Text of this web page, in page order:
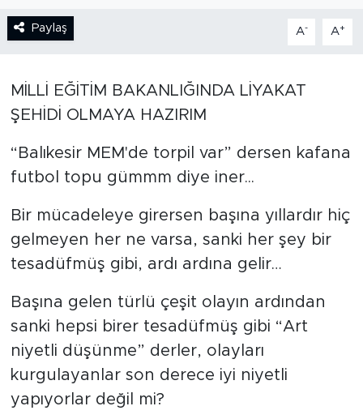
Paylaş A- A+
MİLLİ EĞİTİM BAKANLIĞINDA LİYAKAT
ŞEHİDİ OLMAYA HAZIRIM
“Balıkesir MEM'de torpil var” dersen kafana
futbol topu gümmm diye iner...
Bir mücadeleye girersen başına yıllardır hiç
gelmeyen her ne varsa, sanki her şey bir
tesadüfmüş gibi, ardı ardına gelir…
Başına gelen türlü çeşit olayın ardından
sanki hepsi birer tesadüfmüş gibi “Art
niyetli düşünme” derler, olayları
kurgulayanlar son derece iyi niyetli
yapıyorlar değil mi?
BİLİM-TEKNOLOJİ
ANALİZ
NOSTALJİ
YAZARLAR
POLİTİKA
SPOR